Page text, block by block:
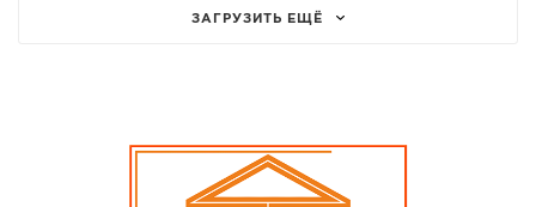
ЗАГРУЗИТЬ ЕЩЁ